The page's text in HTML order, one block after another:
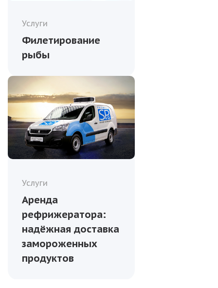
Услуги
Филетирование
рыбы
Услуги
Аренда
рефрижератора:
надёжная доставка
замороженных
продуктов